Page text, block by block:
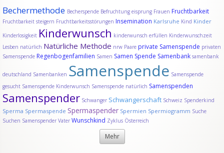
Bechermethode Becherspende Befruchtung eisprung Frauen Fruchtbarkeit
Fruchtbarkeit steigern Fruchtbarkeitsstörungen Insemination Karlsruhe Kind Kinder
Kinderlosigkeit Kinderwunsch kinderwunsch erfüllen Kinderwunschzeit
Lesben natürlich Natürliche Methode nrw Paare private Samenspende privaten
Samenspende Regenbogenfamilien Samen Samen Spende Samenbank samenbank
deutschland Samenbanken Samenspende Samenspende
gesucht Samenspende Kinderwunsch Samenspende natürlich Samenspenden
Samenspender Schwanger Schwangerschaft Schweiz Spenderkind
Sperma Spermaspende Spermaspender Spermien Spermiogramm Suche
Suchen Samenspender Vater Wunschkind Zyklus Österreich
Mehr